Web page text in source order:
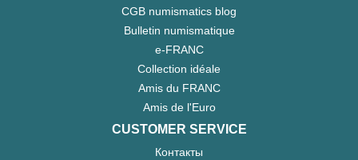
CGB numismatics blog
Bulletin numismatique
e-FRANC
Collection idéale
Amis du FRANC
Amis de l'Euro
CUSTOMER SERVICE
Контакты